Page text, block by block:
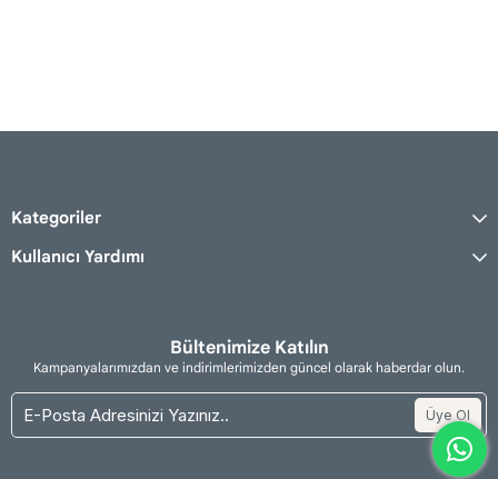
Kategoriler
Kullanıcı Yardımı
Bültenimize Katılın
Kampanyalarımızdan ve indirimlerimizden güncel olarak haberdar olun.
Üye Ol